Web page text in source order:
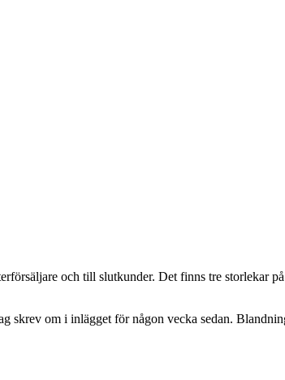
och till slutkunder. Det finns tre storlekar
skrev om i inlägget för någon vecka sedan.